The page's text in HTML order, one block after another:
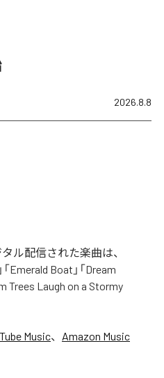
2026.8.8
ル配信された楽曲は、
「Emerald Boat」「Dream
Trees Laugh on a Stormy
Music、 Amazon Music